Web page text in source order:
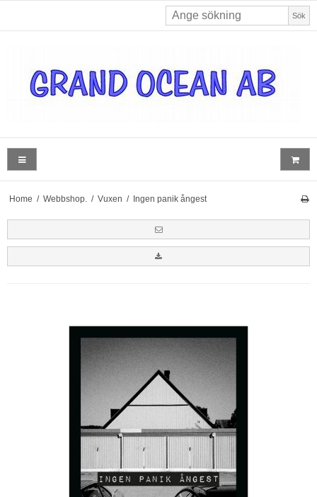
Sök
Home / Webbshop. / Vuxen / Ingen panik ångest